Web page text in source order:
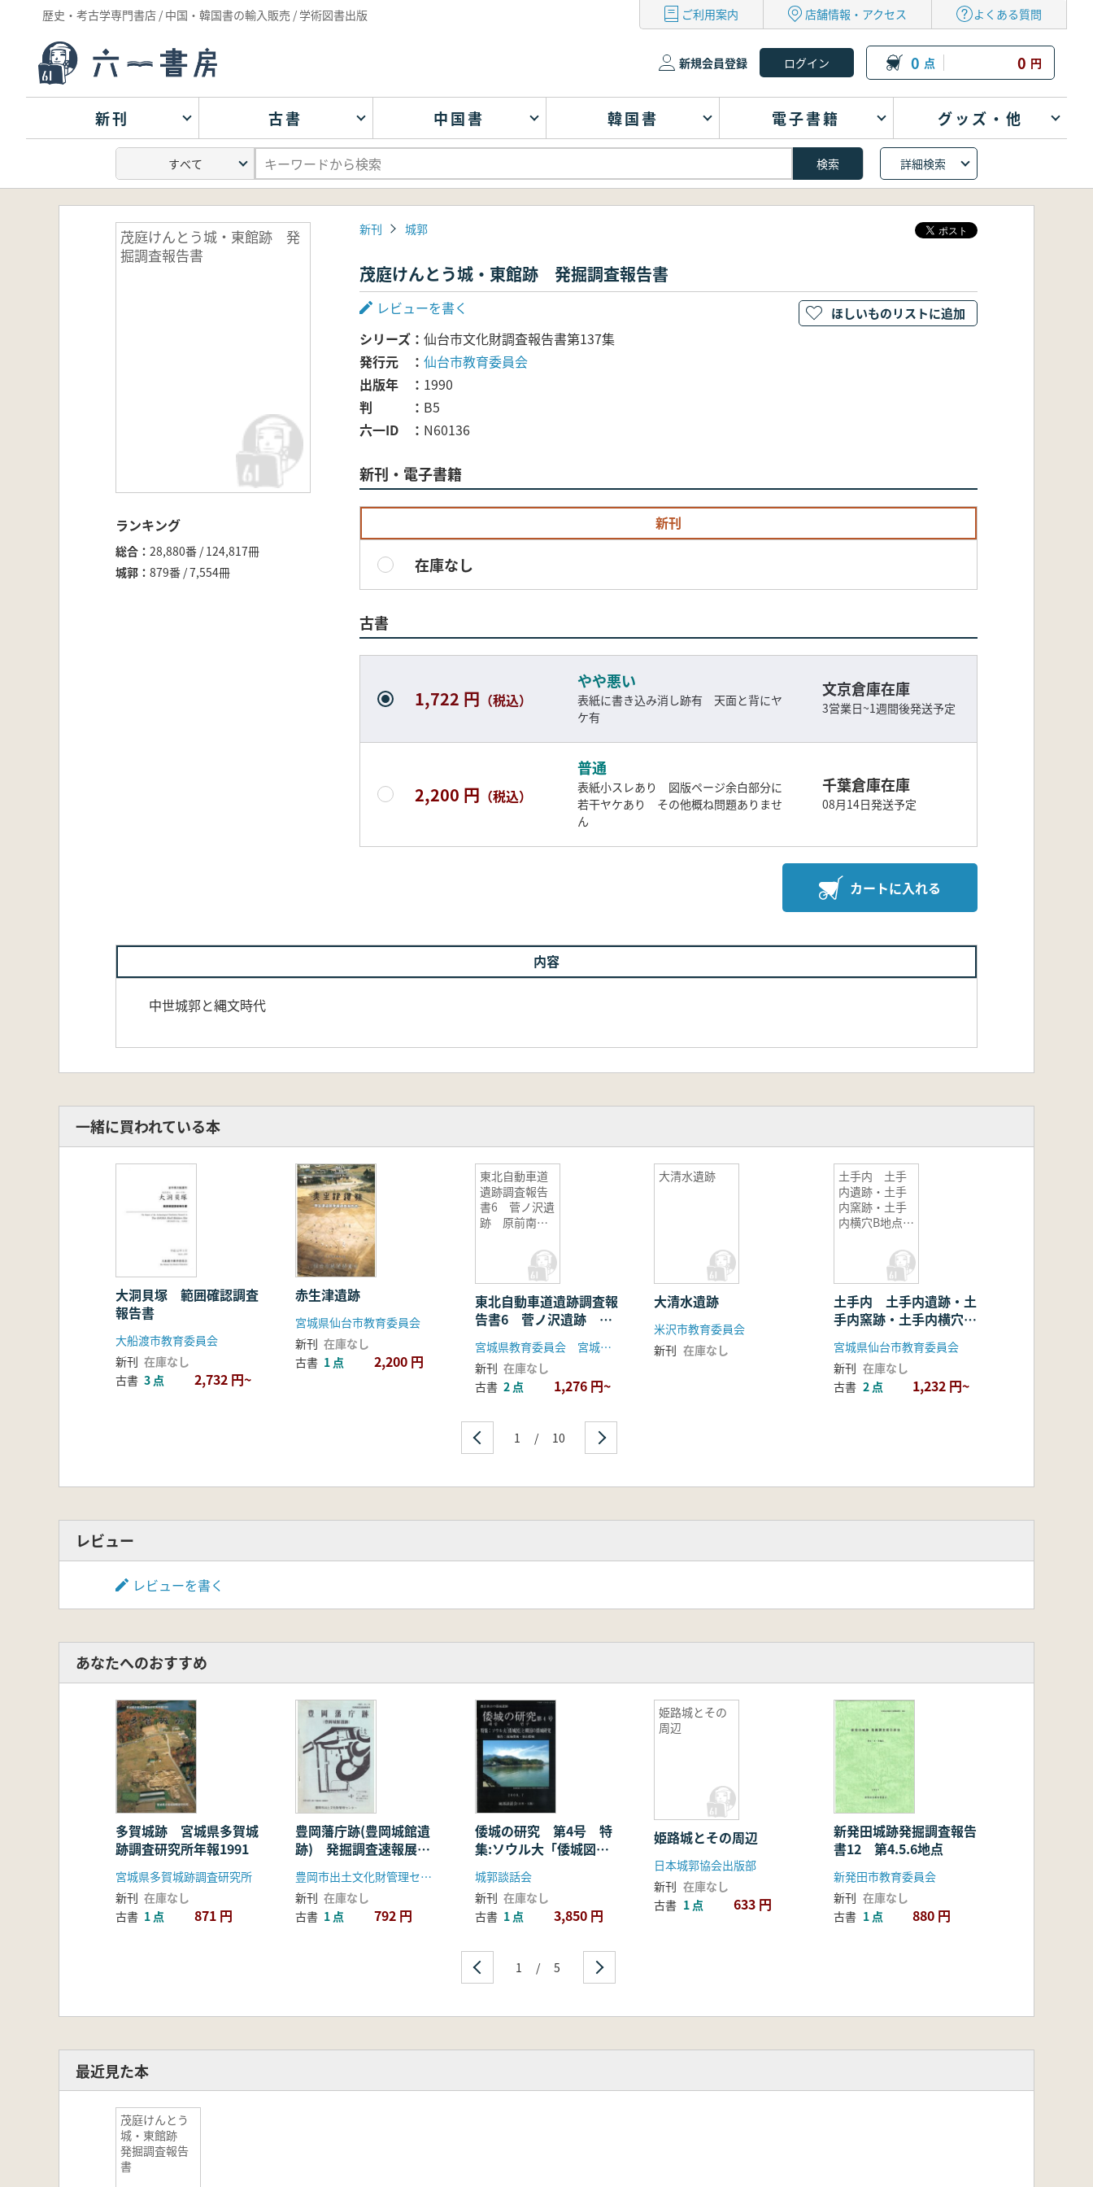
歴史・考古学専門書店 / 中国・韓国書の輸入販売 / 学術図書出版 ご利用案内 店舗情報・アクセス よくある質問
新規会員登録 0 点 0 円
新刊 古書 中国書 韓国書 電子書籍 グッズ・他
詳細検索
茂庭けんとう城・東館跡 発
掘調査報告書
ランキング
総合
28,880番 / 124,817冊
城郭
879番 / 7,554冊
新刊 城郭
茂庭けんとう城・東館跡 発掘調査報告書
レビューを書く
シリーズ
仙台市文化財調査報告書第137集
発行元
仙台市教育委員会
出版年
1990
判
B5
六一ID
N60136
新刊・電子書籍
新刊
在庫なし
古書
1,722 円 （税込）
やや悪い
表紙に書き込み消し跡有 天面と背にヤ
ケ有
文京倉庫在庫
3営業日~1週間後発送予定
2,200 円 （税込）
普通
表紙小スレあり 図版ページ余白部分に
若干ヤケあり その他概ね問題ありませ
ん
千葉倉庫在庫
08月14日発送予定
カートに入れる
ほしいものリストに追加
内容
中世城郭と縄文時代
一緒に買われている本
大洞貝塚 範囲確認調査
報告書
大船渡市教育委員会
新刊 在庫なし
古書 3 点 2,732 円~
赤生津遺跡
宮城県仙台市教育委員会
新刊 在庫なし
古書 1 点 2,200 円
東北自動車道
遺跡調査報告
書6 菅ノ沢遺
跡 原前南遺
跡 御駒堂遺
東北自動車道遺跡調査報
告書6 菅ノ沢遺跡 原
前南遺跡 勝負沢遺跡
御駒堂遺跡
宮城県教育委員会 宮城県文化財保護協会
新刊 在庫なし
古書 2 点 1,276 円~
大清水遺跡
大清水遺跡
米沢市教育委員会
新刊 在庫なし
土手内 土手
内遺跡・土手
内窯跡・土手
内横穴B地点発
土手内 土手内遺跡・土
手内窯跡・土手内横穴B
地点発掘調査報告書
宮城県仙台市教育委員会
新刊 在庫なし
古書 2 点 1,232 円~
1 / 10
レビュー
レビューを書く
あなたへのおすすめ
多賀城跡 宮城県多賀城
跡調査研究所年報1991
宮城県多賀城跡調査研究所
新刊 在庫なし
古書 1 点 871 円
豊岡藩庁跡(豊岡城館遺
跡) 発掘調査速報展資
料
豊岡市出土文化財管理センター
新刊 在庫なし
古書 1 点 792 円
倭城の研究 第4号 特
集:ソウル大「倭城図」
と韓国の倭城研究
城郭談話会
新刊 在庫なし
古書 1 点 3,850 円
姫路城とその
周辺
姫路城とその周辺
日本城郭協会出版部
新刊 在庫なし
古書 1 点 633 円
新発田城跡発掘調査報告
書12 第4.5.6地点
新発田市教育委員会
新刊 在庫なし
古書 1 点 880 円
1 / 5
最近見た本
茂庭けんとう
城・東館跡
発掘調査報告
書